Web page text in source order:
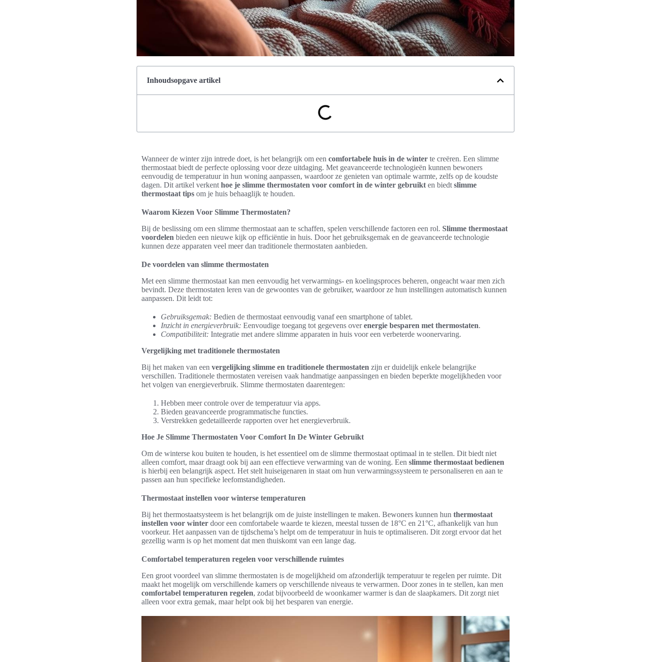
Inhoudsopgave artikel
Wanneer de winter zijn intrede doet, is het belangrijk om een comfortabele huis in de winter te creëren. Een slimme
thermostaat biedt de perfecte oplossing voor deze uitdaging. Met geavanceerde technologieën kunnen bewoners
eenvoudig de temperatuur in hun woning aanpassen, waardoor ze genieten van optimale warmte, zelfs op de koudste
dagen. Dit artikel verkent hoe je slimme thermostaten voor comfort in de winter gebruikt en biedt slimme
thermostaat tips om je huis behaaglijk te houden.
Waarom Kiezen Voor Slimme Thermostaten?
Bij de beslissing om een slimme thermostaat aan te schaffen, spelen verschillende factoren een rol. Slimme thermostaat
voordelen bieden een nieuwe kijk op efficiëntie in huis. Door het gebruiksgemak en de geavanceerde technologie
kunnen deze apparaten veel meer dan traditionele thermostaten aanbieden.
De voordelen van slimme thermostaten
Met een slimme thermostaat kan men eenvoudig het verwarmings- en koelingsproces beheren, ongeacht waar men zich
bevindt. Deze thermostaten leren van de gewoontes van de gebruiker, waardoor ze hun instellingen automatisch kunnen
aanpassen. Dit leidt tot:
Gebruiksgemak: Bedien de thermostaat eenvoudig vanaf een smartphone of tablet.
Inzicht in energieverbruik: Eenvoudige toegang tot gegevens overenergie besparen met thermostaten.
Compatibiliteit: Integratie met andere slimme apparaten in huis voor een verbeterde woonervaring.
Vergelijking met traditionele thermostaten
Bij het maken van een vergelijking slimme en traditionele thermostaten zijn er duidelijk enkele belangrijke
verschillen. Traditionele thermostaten vereisen vaak handmatige aanpassingen en bieden beperkte mogelijkheden voor
het volgen van energieverbruik. Slimme thermostaten daarentegen:
Hebben meer controle over de temperatuur via apps.
Bieden geavanceerde programmatische functies.
Verstrekken gedetailleerde rapporten over het energieverbruik.
Hoe Je Slimme Thermostaten Voor Comfort In De Winter Gebruikt
Om de winterse kou buiten te houden, is het essentieel om de slimme thermostaat optimaal in te stellen. Dit biedt niet
alleen comfort, maar draagt ook bij aan een effectieve verwarming van de woning. Een slimme thermostaat bedienen
is hierbij een belangrijk aspect. Het stelt huiseigenaren in staat om hun verwarmingssysteem te personaliseren en aan te
passen aan hun specifieke leefomstandigheden.
Thermostaat instellen voor winterse temperaturen
Bij het thermostaatsysteem is het belangrijk om de juiste instellingen te maken. Bewoners kunnen hun thermostaat
instellen voor winter door een comfortabele waarde te kiezen, meestal tussen de 18°C en 21°C, afhankelijk van hun
voorkeur. Het aanpassen van de tijdschema’s helpt om de temperatuur in huis te optimaliseren. Dit zorgt ervoor dat het
gezellig warm is op het moment dat men thuiskomt van een lange dag.
Comfortabel temperaturen regelen voor verschillende ruimtes
Een groot voordeel van slimme thermostaten is de mogelijkheid om afzonderlijk temperatuur te regelen per ruimte. Dit
maakt het mogelijk om verschillende kamers op verschillende niveaus te verwarmen. Door zones in te stellen, kan men
comfortabel temperaturen regelen, zodat bijvoorbeeld de woonkamer warmer is dan de slaapkamers. Dit zorgt niet
alleen voor extra gemak, maar helpt ook bij het besparen van energie.